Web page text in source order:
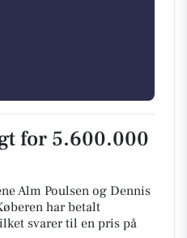
for 5.600.000
Alm Poulsen og Dennis
har betalt
svarer til en pris på